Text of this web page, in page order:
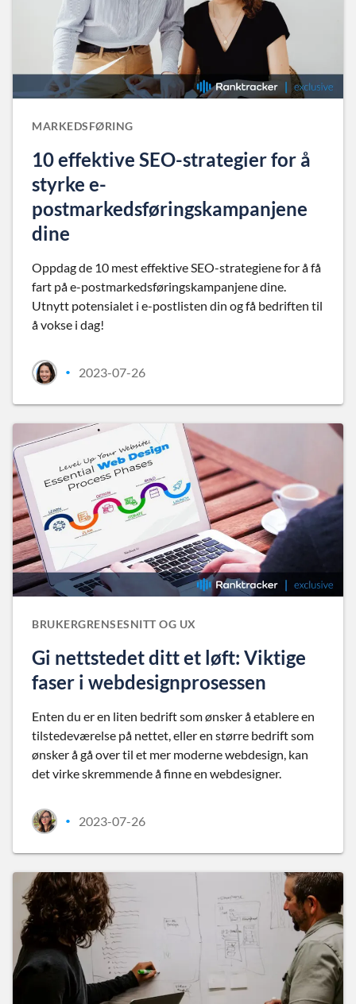
MARKEDSFØRING
10 effektive SEO-strategier for å
styrke e-
postmarkedsføringskampanjene
dine
Oppdag de 10 mest effektive SEO-strategiene for å få
fart på e-postmarkedsføringskampanjene dine.
Utnytt potensialet i e-postlisten din og få bedriften til
å vokse i dag!
• 2023-07-26
BRUKERGRENSESNITT OG UX
Gi nettstedet ditt et løft: Viktige
faser i webdesignprosessen
Enten du er en liten bedrift som ønsker å etablere en
tilstedeværelse på nettet, eller en større bedrift som
ønsker å gå over til et mer moderne webdesign, kan
det virke skremmende å finne en webdesigner.
• 2023-07-26